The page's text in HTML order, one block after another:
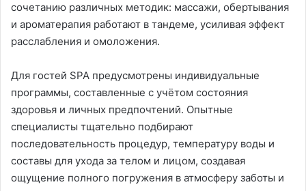
сочетанию различных методик: массажи, обертывания
и ароматерапия работают в тандеме, усиливая эффект
расслабления и омоложения.
Для гостей SPA предусмотрены индивидуальные
программы, составленные с учётом состояния
здоровья и личных предпочтений. Опытные
специалисты тщательно подбирают
последовательность процедур, температуру воды и
составы для ухода за телом и лицом, создавая
ощущение полного погружения в атмосферу заботы и